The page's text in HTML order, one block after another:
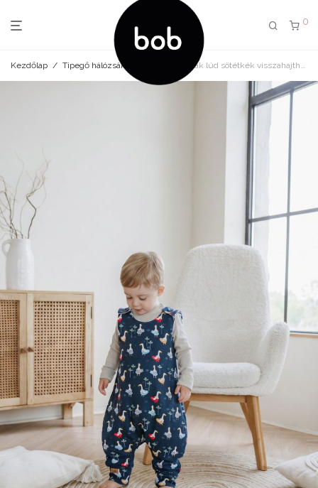
0
Kezdőlap / Tipegő hálózsák Tipegő hálózsák lúd sötétkék visszahajtható lábrésszel